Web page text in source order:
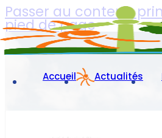
Passer au contenu
pied de page
Accueil Actualités